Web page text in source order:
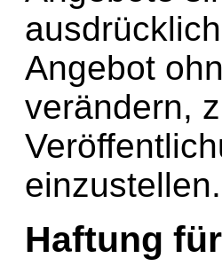
Angebot
verändern,
einzustellen.
Haftung